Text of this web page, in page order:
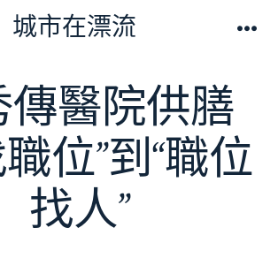
城市在漂流
傳醫院供膳
位”到“職位
找人”